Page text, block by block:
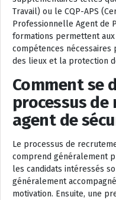
Travail) ou le CQP-APS
Professionnelle Agent de
formations permettent
compétences
des lieux et la protection
Comment se
processus de
agent de
Le processus de
comprend généralement
les candidats intéressés
généralement
motivation. Ensuite, une